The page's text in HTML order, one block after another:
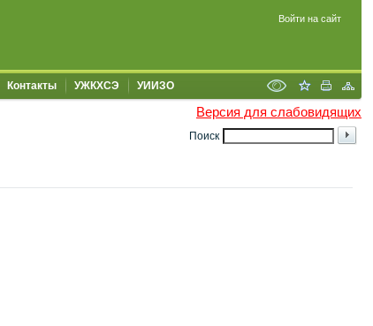
Войти на сайт
Контакты УЖКХСЭ УИИЗО
Версия для слабовидящих
Поиск